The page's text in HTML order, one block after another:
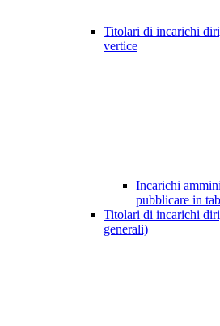
Titolari di incarichi
vertice
Incarichi
pubblicare in
Titolari di incarichi
generali)